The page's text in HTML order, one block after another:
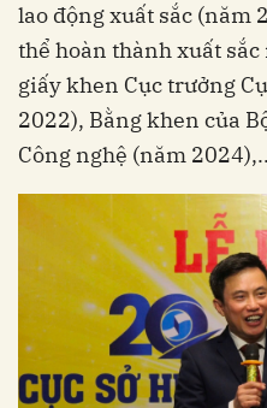
lao động xuất sắc (năm
thể hoàn thành xuất
giấy khen Cục trưởng
2022), Bằng khen của
Công nghệ (năm